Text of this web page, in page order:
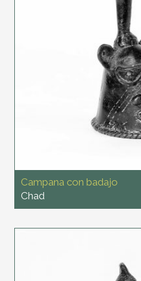
Campana con badajo
Chad